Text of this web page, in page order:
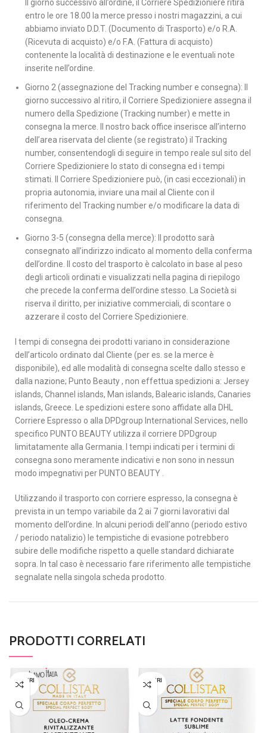
Il giorno successivo all’ordine, il Corriere Spedizioniere ritira
entro le ore 18.00 la merce presso i nostri magazzini, a cui
abbiamo inviato D.D.T. (Documento di Trasporto) e/o R.A.
(Ricevuta di acquisto) e/o F.A. (Fattura di acquisto)
contenente la località di destinazione e le eventuali note
inserite nell’ordine.
Giorno 2 (assegnazione del Tracking number e consegna): Il
giorno successivo al ritiro, il Corriere Spedizioniere assegna il
numero della Spedizione (Tracking number) e mette in
consegna la merce. Il nostro back office inserisce all’interno
dell’area riservata del cliente (se registrato) il Tracking
number, consentendogli di seguire in tempo reale sul sito del
Corriere Spedizioniere lo stato di consegna ed i tempi
stimati. Il Corriere Spedizioniere può, (in casi eccezionali) in
propria autonomia, inviare una mail al Cliente con il
riferimento del Tracking number e/o modificare la data di
consegna.
Giorno 3-5 (consegna della merce): Il prodotto sarà
consegnato all’indirizzo indicato al momento della conferma
dell’ordine. Il costo del trasporto è calcolato in base al peso
degli articoli ordinati e visualizzati nella pagina di riepilogo
che precede la conferma dell’ordine stesso. La Società si
riserva il diritto, per iniziative commerciali, di scontare o
azzerare il costo del Corriere Spedizioniere.
I tempi di consegna dei prodotti variano in considerazione
dell’articolo ordinato dal Cliente (per es. se la merce è
disponibile), ed alle modalità di consegna scelte dallo stesso e
dalla nazione; Punto Beauty , non effettua spedizioni a: Jersey
islands, Channel islands, Man islands, Balearic islands, Canaries
islands, Greece. Le spedizioni estere sono affidate alla DHL
Corriere Espresso o alla DPDgroup International Services, nello
specifico PUNTO BEAUTY utilizza il corriere DPDgroup
limitatamente alla Germania. I tempi indicati per i termini di
consegna sono meramente indicativi e non sono in nessun
modo impegnativi per PUNTO BEAUTY .
Utilizzando il trasporto con corriere espresso, la consegna è
prevista in un tempo variabile da 2 ai 7 giorni lavorativi dal
momento dell’ordine. In alcuni periodi dell’anno (periodo estivo
/ periodo natalizio) le tempistiche di evasione potrebbero
subire delle modifiche rispetto a quelle standard dichiarate
sopra. In tal caso è necessario fare riferimento alle tempistiche
segnalate nella singola scheda prodotto.
PRODOTTI CORRELATI
ESAURI
TO
ESAURI
TO